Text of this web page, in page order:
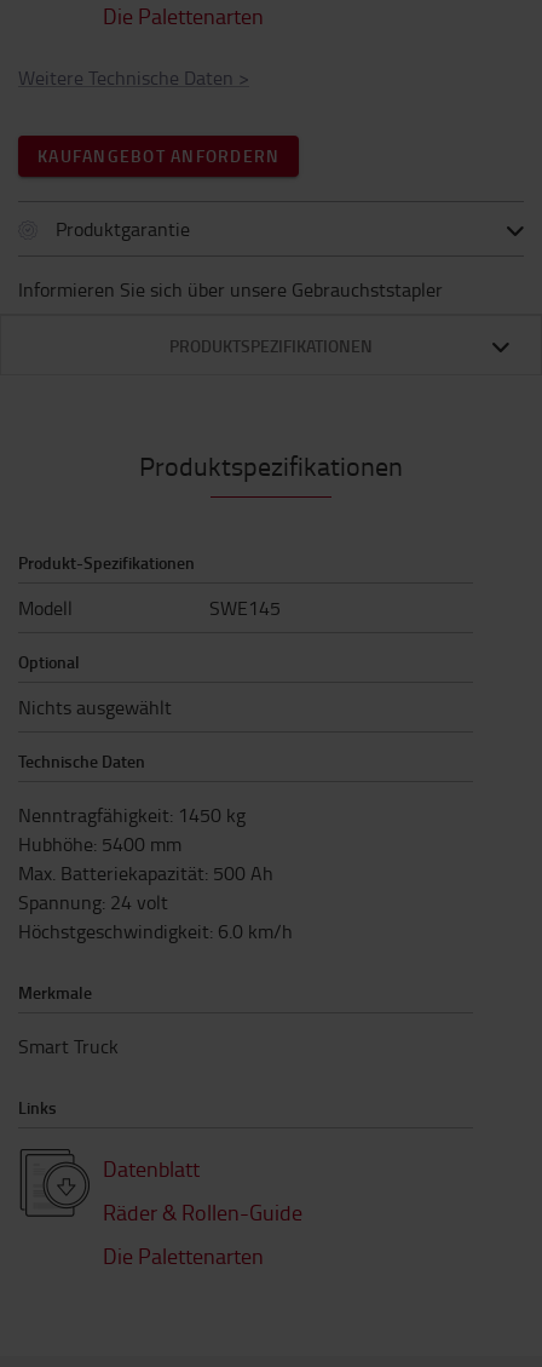
Die Palettenarten
Weitere Technische Daten >
KAUFANGEBOT ANFORDERN
Produktgarantie
Informieren Sie sich über unsere Gebrauchststapler
PRODUKTSPEZIFIKATIONEN
Produktspezifikationen
Produkt-Spezifikationen
Modell SWE145
Optional
Nichts ausgewählt
Technische Daten
Nenntragfähigkeit: 1450 kg
Hubhöhe: 5400 mm
Max. Batteriekapazität: 500 Ah
Spannung: 24 volt
Höchstgeschwindigkeit: 6.0 km/h
Merkmale
Smart Truck
Links
Datenblatt
Räder & Rollen-Guide
Die Palettenarten